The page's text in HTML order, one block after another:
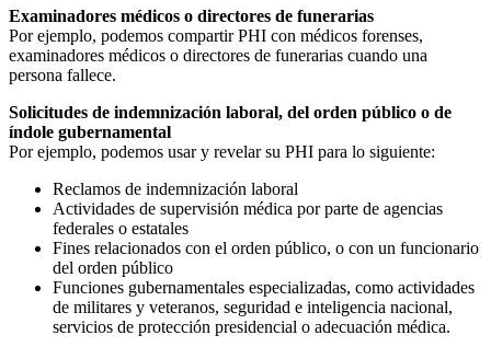
Examinadores médicos o directores de funerarias
Por ejemplo, podemos compartir PHI con médicos forenses,
examinadores médicos o directores de funerarias cuando una
persona fallece.
Solicitudes de indemnización laboral, del orden público o de
índole gubernamental
Por ejemplo, podemos usar y revelar su PHI para lo siguiente:
Reclamos de indemnización laboral
Actividades de supervisión médica por parte de agencias
federales o estatales
Fines relacionados con el orden público, o con un funcionario
del orden público
Funciones gubernamentales especializadas, como actividades
de militares y veteranos, seguridad e inteligencia nacional,
servicios de protección presidencial o adecuación médica.